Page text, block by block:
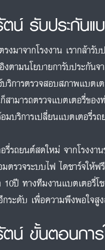
รับประกันแ
มาจากโรงงาน เรากล้ารั
ตามนโยบายการับประกัน
ริการตรวจสอบสภาพแบต
สามารถตรวจแบตเตอรี่ขอ
บริการเปลี่ยนแบตเตอรี่ร
รถยนต์สดใหม่ จากโรงงา
รวจระบบไฟ ไดชาร์จให้ฟ
10ปี ทางทีมงานแบตเตอ
ระดับ เพื่อความพึงพอใจ
น์ ขั้นตอนการ